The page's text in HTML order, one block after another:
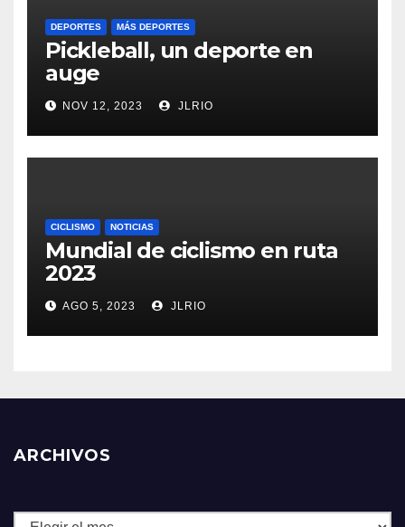
DEPORTES MÁS DEPORTES
Pickleball, un deporte en
auge
NOV 12, 2023 JLRIO
CICLISMO NOTICIAS
Mundial de ciclismo en ruta
2023
AGO 5, 2023 JLRIO
ARCHIVOS
Archivos